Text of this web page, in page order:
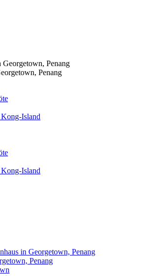
Penang
Island
Island
in Georgetown, Penang
Penang